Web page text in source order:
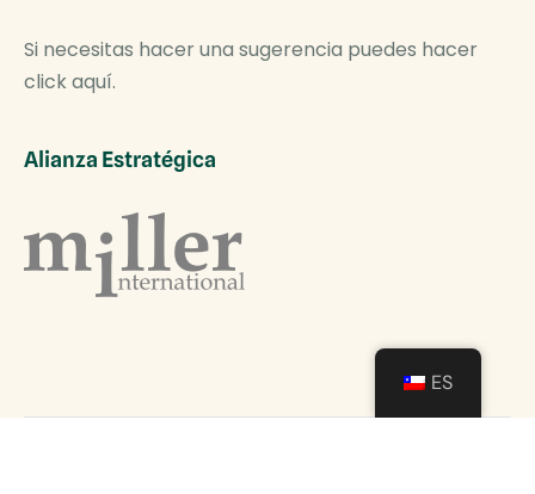
Si necesitas hacer una sugerencia puedes hacer
click aquí.
Alianza Estratégica
ES